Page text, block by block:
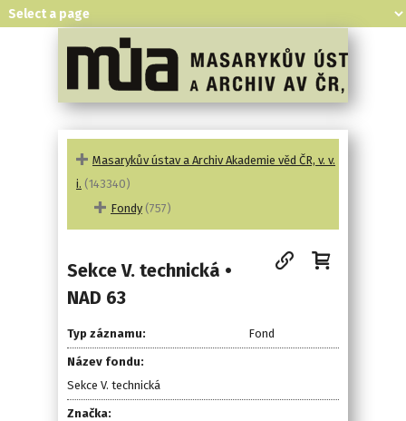
Masarykův ústav a Archiv Akademie věd ČR, v. v.
i. (143340)
Fondy (757)
Sekce V. technická •
NAD 63
Typ záznamu: Fond
Název fondu:
Sekce V. technická
Značka: